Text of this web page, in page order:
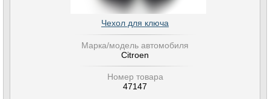
Чехол для ключа
Марка/модель автомобиля
Citroen
Номер товара
47147